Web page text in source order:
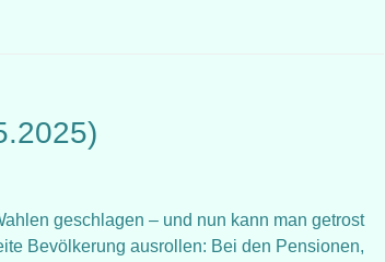
geschlagen – und nun kann man getrost
Bevölkerung ausrollen: Bei den Pensionen,